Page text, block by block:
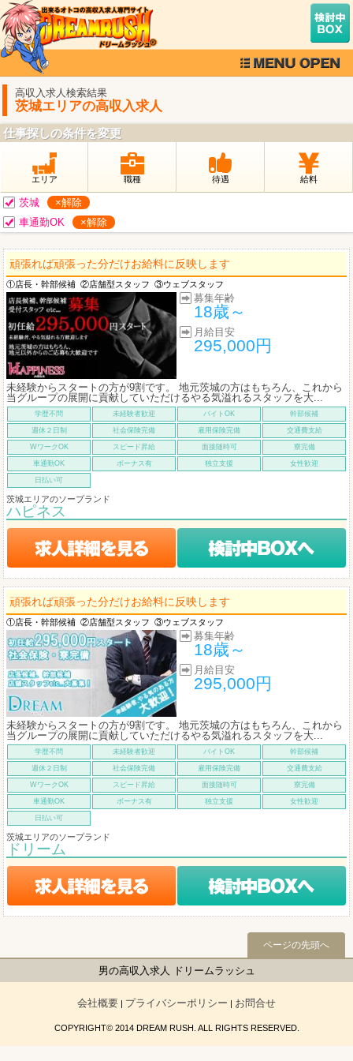
高収入求人検索結果
茨城エリアの高収入求人
仕事探しの条件を変更
エリア 職種 待遇 給料
茨城
×解除
車通勤OK
×解除
頑張れば頑張った分だけお給料に反映します
①店長・幹部候補 ②店舗型スタッフ ③ウェブスタッフ
募集年齢
18歳～
月給目安
295,000円
未経験からスタートの方が9割です。 地元茨城の方はもちろん、これから
当グループの展開に貢献していただけるやる気溢れるスタッフを大...
学歴不問 未経験者歓迎 バイトOK 幹部候補
週休２日制 社会保険完備 雇用保険完備 交通費支給
WワークOK スピード昇給 面接随時可 寮完備
車通勤OK ボーナス有 独立支援 女性歓迎
日払い可
茨城エリアのソープランド
ハピネス
頑張れば頑張った分だけお給料に反映します
①店長・幹部候補 ②店舗型スタッフ ③ウェブスタッフ
募集年齢
18歳～
月給目安
295,000円
未経験からスタートの方が9割です。 地元茨城の方はもちろん、これから
当グループの展開に貢献していただけるやる気溢れるスタッフを大...
学歴不問 未経験者歓迎 バイトOK 幹部候補
週休２日制 社会保険完備 雇用保険完備 交通費支給
WワークOK スピード昇給 面接随時可 寮完備
車通勤OK ボーナス有 独立支援 女性歓迎
日払い可
茨城エリアのソープランド
ドリーム
ページの先頭へ
男の高収入求人 ドリームラッシュ
会社概要 | プライバシーポリシー | お問合せ
COPYRIGHT© 2014 DREAM RUSH. ALL RIGHTS RESERVED.